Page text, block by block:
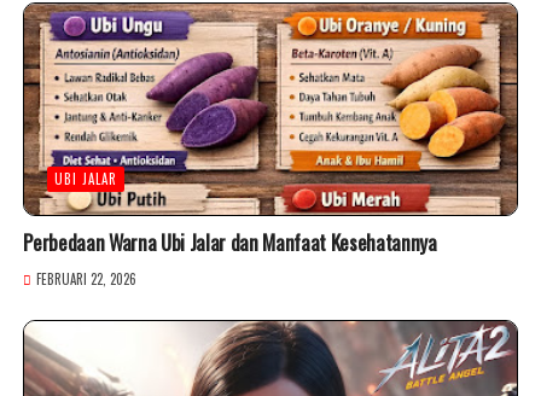
UBI JALAR
Perbedaan Warna Ubi Jalar dan Manfaat Kesehatannya
FEBRUARI 22, 2026